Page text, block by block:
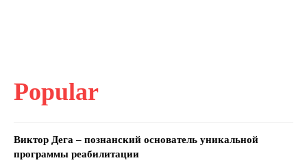
Popular
Виктор Дега – познанский основатель уникальной
программы реабилитации